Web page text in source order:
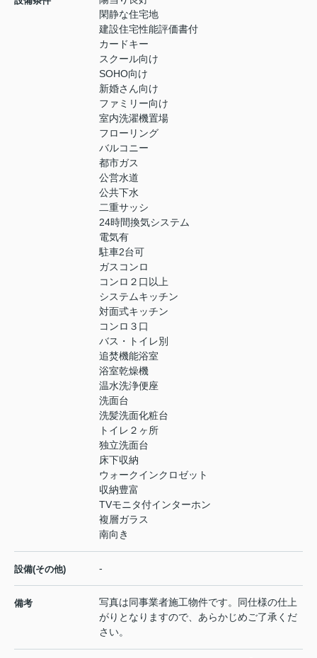
閑静な住宅地
建設住宅性能評価書付
カードキー
スクール向け
SOHO向け
新婚さん向け
ファミリー向け
室内洗濯機置場
フローリング
バルコニー
都市ガス
公営水道
公共下水
二重サッシ
24時間換気システム
電気有
駐車2台可
ガスコンロ
コンロ２口以上
システムキッチン
対面式キッチン
コンロ３口
バス・トイレ別
追焚機能浴室
浴室乾燥機
温水洗浄便座
洗面台
洗髪洗面化粧台
トイレ２ヶ所
独立洗面台
床下収納
ウォークインクロゼット
収納豊富
TVモニタ付インターホン
複層ガラス
南向き
設備(その他) -
備考
写真は同事業者施工物件です。同仕様の仕上
がりとなりますので、あらかじめご了承くだ
さい。